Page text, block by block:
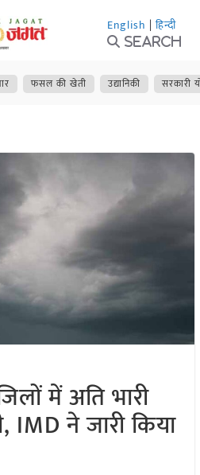
English | हिन्दी
Search
फसल की खेती उद्यानिकी सरकारी
में अति भारी
IMD ने जारी किया